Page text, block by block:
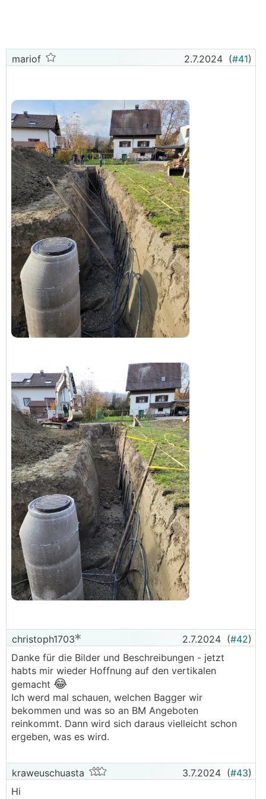
steht?
das in der Praxis aus? Kann man den Kanal auch 50
cm über dem Kollektor verlegen oder bekommt man
da Probleme? Also muss man im Kanalbereich auf
jeden Fall gerade verlegen? Sicherheitshalber auch
noch thermisch entkoppeln?
Die Anbindungsleitungen unter der Bodenplatte bis
zum Technikraum kommen mir lang vor. Ist das ein
Problem?
Macht die Versickerung aus der Zisterne über dem
mittleren Teil des Kollektors Sinn oder kann ich mir
das gleich sparen? Ich meine irgendwo gelesen zu
haben, dass man die ans warme Ende legen sollte?
So, das waren jetzt ein paar Fragen... Würde mich
über Antworten und generelle Meinungen freuen
mariof 2.7.2024 (#41)
christoph1703 2.7.2024 (#42)
Danke für die Bilder und Beschreibungen - jetzt
habts mir wieder Hoffnung auf den vertikalen
gemacht 😂
Ich werd mal schauen, welchen Bagger wir
bekommen und was so an BM Angeboten
reinkommt. Dann wird sich daraus vielleicht schon
ergeben, was es wird.
kraweuschuasta 3.7.2024 (#43)
Hi